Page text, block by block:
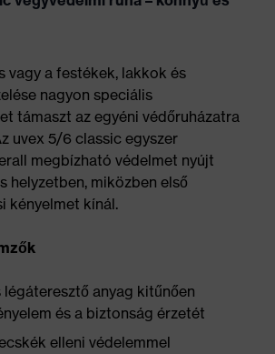
vagy a festékek, lakkok és
nagyon speciális
támaszt az egyéni védőruházatra
uvex 5/6 classic egyszer
megbízható védelmet nyújt
helyzetben, miközben első
kényelmet kínál.
légáteresztő anyag kitűnően
és a biztonság érzetét
elleni védelemmel